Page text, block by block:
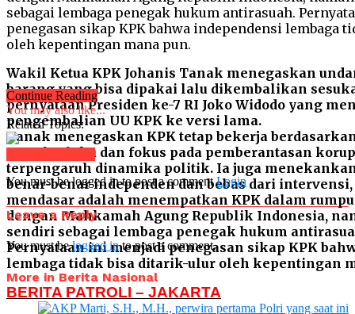
Wakil Ketua KPK Johanis Tanak menegaskan
barang yang bisa dipakai lalu dikembalikan
pernyataan Presiden ke-7 RI Joko Widodo yang
pengembalian UU KPK ke versi lama.
Tanak menegaskan KPK tetap bekerja
yang berlaku dan fokus pada pemberantasan
terpengaruh dinamika politik. Ia juga
benar-benar independen dan bebas dari
mendasar adalah menempatkan KPK dalam
dengan Mahkamah Agung Republik Indonesia,
sendiri sebagai lembaga penegak hukum
Pernyataan ini menjadi penegasan sikap KPK
lembaga tidak bisa ditarik-ulur oleh kepentingan
BERITA PATROLI – JAKARTA
Continue Reading
You may also like...
Related Topics:
You must be logged in to post a commentLogin
Leave a Reply
You must belogged into post a comment.
More in Berita Nasional